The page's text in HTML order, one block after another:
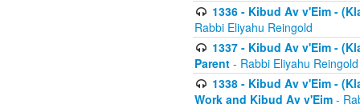
1336 - Kibud Av v'Eim -
Rabbi Eliyahu Reingold
1337 - Kibud Av v'Eim -
Parent - Rabbi Eliyahu Reingold
1338 - Kibud Av v'Eim -
Work and Kibud Av v'Eim -